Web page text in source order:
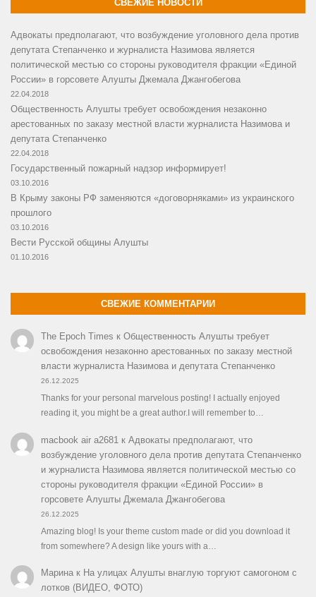
СВЕЖИЕ НОВОСТИ
Адвокаты предполагают, что возбуждение уголовного дела против
депутата Степанченко и журналиста Назимова является
политической местью со стороны руководителя фракции «Единой
России» в горсовете Алушты Джемала Джангобегова
22.04.2018
Общественность Алушты требует освобождения незаконно
арестованных по заказу местной власти журналиста Назимова и
депутата Степанченко
22.04.2018
Государственный пожарный надзор информирует!
03.10.2016
В Крыму законы РФ заменяются «договорняками» из украинского
прошлого
03.10.2016
Вести Русской общины Алушты
01.10.2016
СВЕЖИЕ КОММЕНТАРИИ
The Epoch Times к Общественность Алушты требует
освобождения незаконно арестованных по заказу местной
власти журналиста Назимова и депутата Степанченко
26.12.2025
Thanks for your personal marvelous posting! I actually enjoyed
reading it, you might be a great author.I will remember to…
macbook air a2681 к Адвокаты предполагают, что
возбуждение уголовного дела против депутата Степанченко
и журналиста Назимова является политической местью со
стороны руководителя фракции «Единой России» в
горсовете Алушты Джемала Джангобегова
26.12.2025
Amazing blog! Is your theme custom made or did you download it
from somewhere? A design like yours with a…
Маринак На улицах Алушты внаглую торгуют самогоном с
лотков (ВИДЕО, ФОТО)